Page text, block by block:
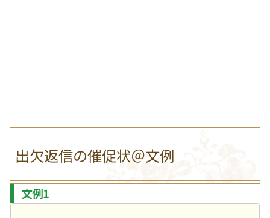
出欠返信の催促状＠文例
文例1